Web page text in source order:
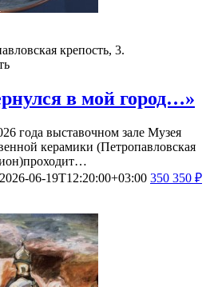
крепость, 3.
в мой город…»
года выставочном зале Музея
керамики (Петропавловская
2026-06-19T12:20:00+03:00 350 350 ₽